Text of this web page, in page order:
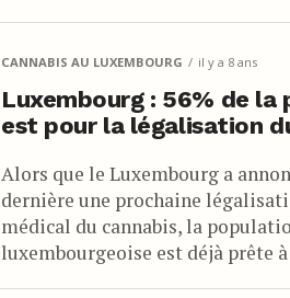
CANNABIS AU LUXEMBOURG il y a 8 ans
Luxembourg : 56% de la
est pour la légalisation
Alors que le Luxembourg a
dernière une prochaine
médical du cannabis, la
luxembourgeoise est déjà prête